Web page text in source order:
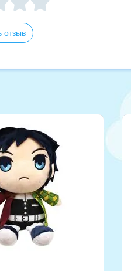
отзыв